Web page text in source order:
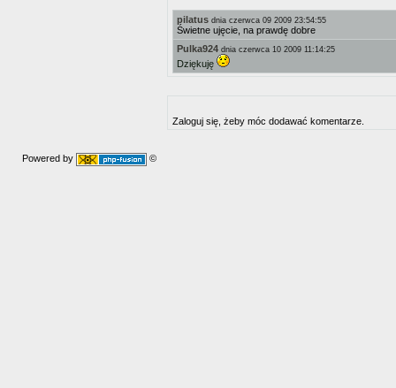
pilatus dnia czerwca 09 2009 23:54:55
Świetne ujęcie, na prawdę dobre
Pulka924 dnia czerwca 10 2009 11:14:25
Dziękuję
Zaloguj się, żeby móc dodawać komentarze.
Powered by ©